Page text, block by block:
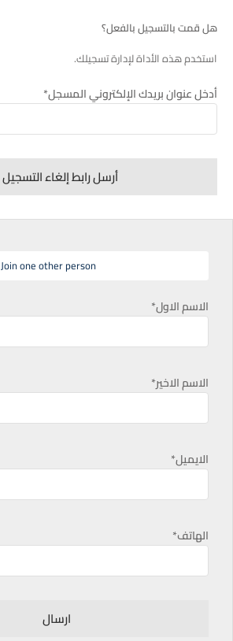
هل قمت بالتسجيل بالفعل؟
استخدم هذه الأداة لإدارة تسجيلك.
أدخل عنوان بريدك الإلكتروني المسجل*
Join one other person
الاسم الاول*
الاسم الاخير*
الايميل*
الهاتف*